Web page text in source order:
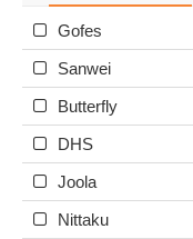
Gofes
Sanwei
Butterfly
DHS
Joola
Nittaku